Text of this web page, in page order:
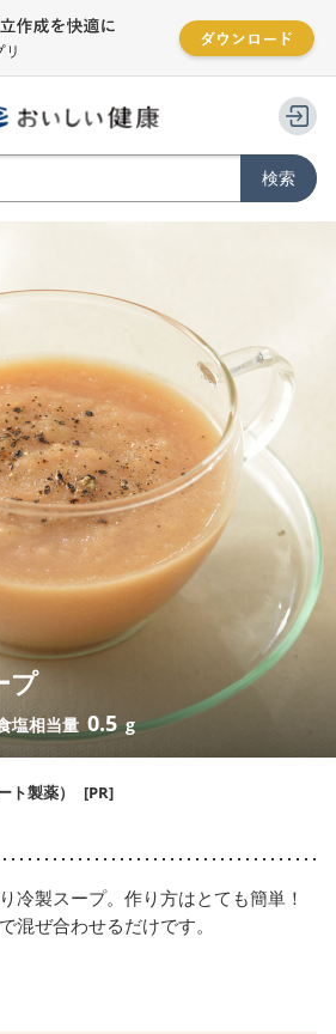
プ
塩相当量 0.5 g
製薬）
[PR]
冷製スープ。作り方はとても簡単！
混ぜ合わせるだけです。